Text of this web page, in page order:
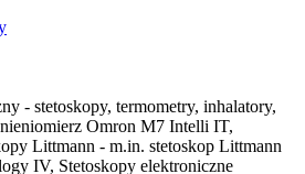
- stetoskopy, termometry, inhalatory,
Omron M7 Intelli IT,
Littmann - m.in. stetoskop Littmann
IV, Stetoskopy elektroniczne